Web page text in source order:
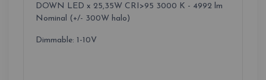
DOWN LED x 25,35W CRI>95 3000 K - 4992 lm
Nominal (+/- 300W halo)
Dimmable: 1-10V